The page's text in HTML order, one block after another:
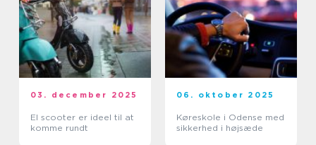
03. december 2025
El scooter er ideel til at
komme rundt
06. oktober 2025
Køreskole i Odense med
sikkerhed i højsæde